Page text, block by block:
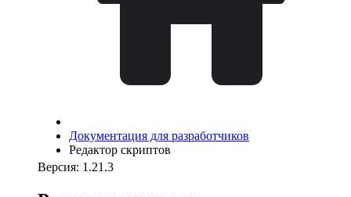
Документация для разработчиков
Редактор скриптов
Версия: 1.21.3